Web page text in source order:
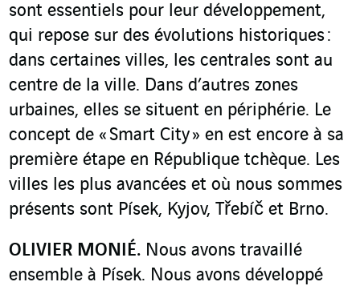
sont essentiels pour leur développement,
qui repose sur des évolutions historiques :
dans certaines villes, les centrales sont au
centre de la ville. Dans d’autres zones
urbaines, elles se situent en périphérie. Le
concept de « Smart City » en est encore à sa
première étape en République tchèque. Les
villes les plus avancées et où nous sommes
présents sont Písek, Kyjov, Třebíč et Brno.
OLIVIER MONIÉ. Nous avons travaillé
ensemble à Písek. Nous avons développé